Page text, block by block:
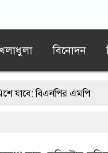
বিনোদন
এমপি